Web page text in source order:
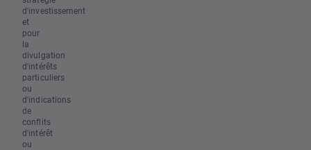
d'investissement
et
pour
la
divulgation
d'intérêts
particuliers
ou
d'indications
de
conflits
d'intérêt
ou